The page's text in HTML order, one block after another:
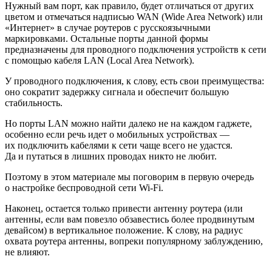
Нужный вам порт, как правило, будет отличаться от других
цветом и отмечаться надписью WAN (Wide Area Network) или
«Интернет» в случае роутеров с русскоязычными
маркировками. Остальные порты данной формы
предназначены для проводного подключения устройств к сети
с помощью кабеля LAN (Local Area Network).
У проводного подключения, к слову, есть свои преимущества:
оно сократит задержку сигнала и обеспечит большую
стабильность.
Но порты LAN можно найти далеко не на каждом гаджете,
особенно если речь идет о мобильных устройствах —
их подключить кабелями к сети чаще всего не удастся.
Да и путаться в лишних проводах никто не любит.
Поэтому в этом материале мы поговорим в первую очередь
о настройке беспроводной сети Wi-Fi.
Наконец, остается только привести антенну роутера (или
антенны, если вам повезло обзавестись более продвинутым
девайсом) в вертикальное положение. К слову, на радиус
охвата роутера антенны, вопреки популярному заблуждению,
не влияют.